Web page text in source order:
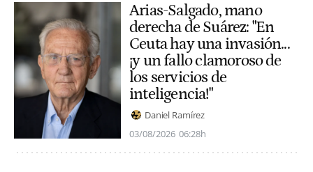
Arias-Salgado, mano
derecha de Suárez: "En
Ceuta hay una invasión...
¡y un fallo clamoroso de
los servicios de
inteligencia!"
Daniel Ramírez
03/08/2026 06:28h